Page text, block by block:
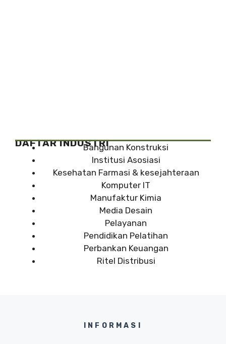
DAFTAR INDUSTRIBangunan Konstruksi
Institusi Asosiasi
Kesehatan Farmasi & kesejahteraan
Komputer IT
Manufaktur Kimia
Media Desain
Pelayanan
Pendidikan Pelatihan
Perbankan Keuangan
Ritel Distribusi
INFORMASI